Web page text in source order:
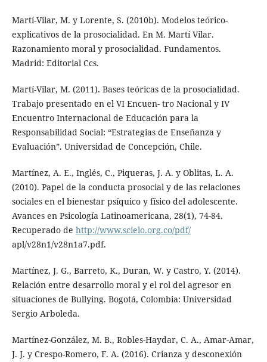
Martí-Vilar, M. y Lorente, S. (2010b). Modelos teórico-
explicativos de la prosocialidad. En M. Martí Vilar.
Razonamiento moral y prosocialidad. Fundamentos.
Madrid: Editorial Ccs.
Martí-Vilar, M. (2011). Bases teóricas de la prosocialidad.
Trabajo presentado en el VI Encuen- tro Nacional y IV
Encuentro Internacional de Educación para la
Responsabilidad Social: “Estrategias de Enseñanza y
Evaluación”. Universidad de Concepción, Chile.
Martínez, A. E., Inglés, C., Piqueras, J. A. y Oblitas, L. A.
(2010). Papel de la conducta prosocial y de las relaciones
sociales en el bienestar psíquico y físico del adolescente.
Avances en Psicología Latinoamericana, 28(1), 74-84.
Recuperado de http://www.scielo.org.co/pdf/
apl/v28n1/v28n1a7.pdf.
Martínez, J. G., Barreto, K., Duran, W. y Castro, Y. (2014).
Relación entre desarrollo moral y el rol del agresor en
situaciones de Bullying. Bogotá, Colombia: Universidad
Sergio Arboleda.
Martínez-González, M. B., Robles-Haydar, C. A., Amar-Amar,
J. J. y Crespo-Romero, F. A. (2016). Crianza y desconexión